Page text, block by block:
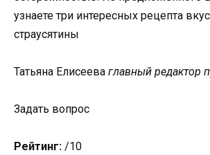
узнаете три интересных рецепта
страусятины
Татьяна Елисеева главный редактор
Задать вопрос
Рейтинг: /10